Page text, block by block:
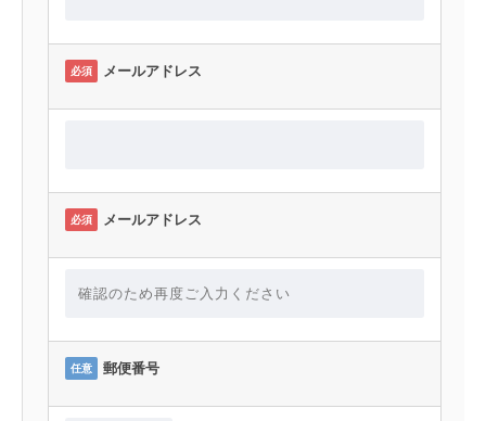
必須 メールアドレス
必須 メールアドレス
任意 郵便番号